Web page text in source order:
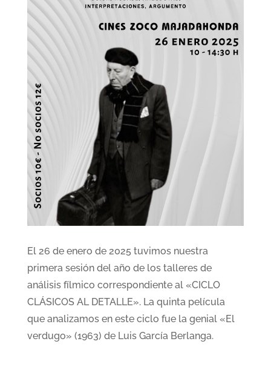
El 26 de enero de 2025 tuvimos nuestra
primera sesión del año de los talleres de
análisis fílmico correspondiente al «CICLO
CLÁSICOS AL DETALLE». La quinta película
que analizamos en este ciclo fue la genial «El
verdugo» (1963) de Luis García Berlanga.